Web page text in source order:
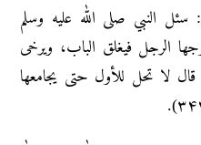
النبي صلی اللّٰه علیه وسلم
الرجل فیغلق الباب، ویرخی
قال لا تحل للأول حتی یجامعها